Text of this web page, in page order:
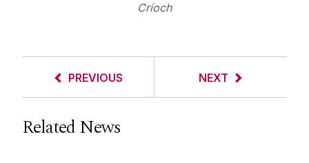
Críoch
PREVIOUS NEXT
Related News